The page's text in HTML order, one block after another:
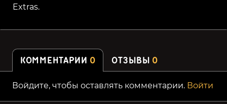
Extras.
КОММЕНТАРИИ 0 ОТЗЫВЫ 0
Войдите, чтобы оставлять комментарии. Войти